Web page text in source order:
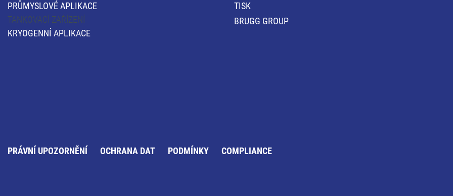
PRŮMYSLOVÉ APLIKACE
TANKOVACÍ ZAŘÍZENÍ
KRYOGENNÍ APLIKACE
TISK
BRUGG GROUP
PRÁVNÍ UPOZORNĚNÍ OCHRANA DAT PODMÍNKY COMPLIANCE